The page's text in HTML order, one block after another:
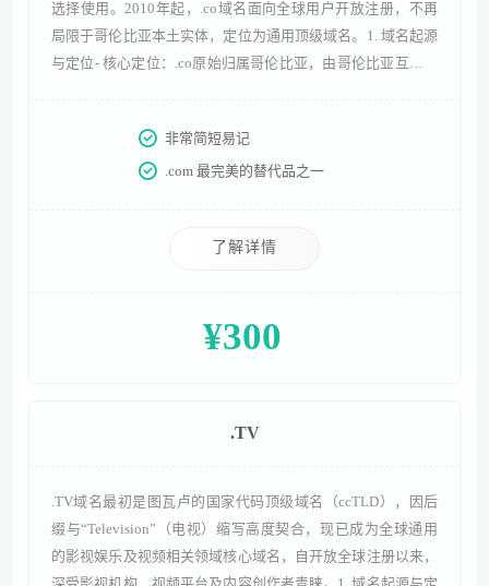
选择使用。2010年起，.co域名面向全球用户开放注册，不再
局限于哥伦比亚本土实体，定位为通用顶级域名。1. 域名起源
与定位- 核心定位：.co原始归属哥伦比亚，由哥伦比亚互联网
鲜明。- 开放历程：2010年正式向全球用户开放注册，上线初
期便引发注册热潮，众多企业争先抢
非常简短易记
.com 最完美的替代品之一
了解详情
¥300
.TV
.TV域名最初是图瓦卢的国家代码顶级域名（ccTLD），因后
缀与“Television”（电视）缩写高度契合，现已成为全球通用
的影视娱乐及视频相关领域核心域名，自开放全球注册以来，